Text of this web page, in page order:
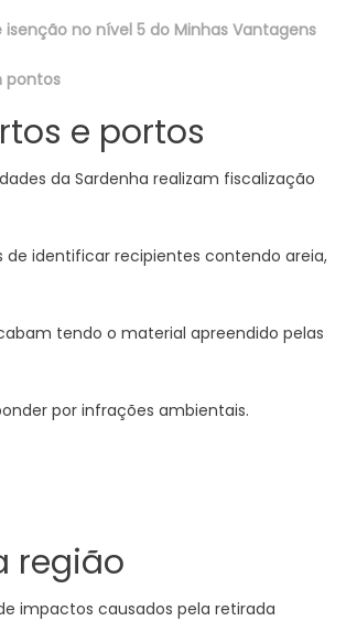
no nível 5 do Minhas Vantagens
pontos
e portos
da Sardenha realizam fiscalização
identificar recipientes contendo areia,
tendo o material apreendido pelas
por infrações ambientais.
região
impactos causados pela retirada